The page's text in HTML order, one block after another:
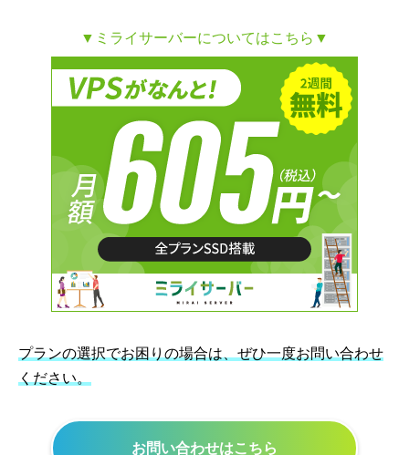
▼ミライサーバーについてはこちら▼
プランの選択でお困りの場合は、ぜひ一度お問い合わせ
ください。
お問い合わせはこちら